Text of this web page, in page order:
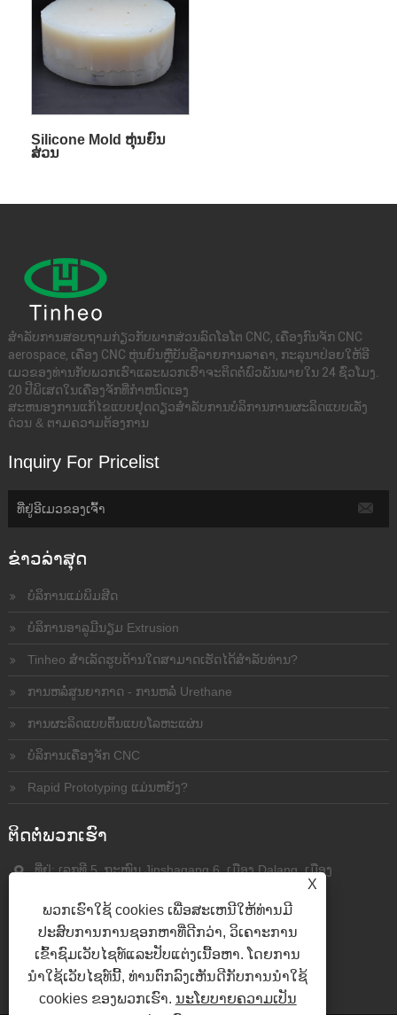
Silicone Mold ຫຸ່ນຍົນ
ສ່ວນ
ສໍາ​ລັບ​ການ​ສອບ​ຖາມ​ກ່ຽວ​ກັບ​ພາກ​ສ່ວນ​ລົດ​ໂອ​ໂຕ CNC​, ເຄື່ອງ​ກົນ​ຈັກ CNC
aerospace​, ເຄື່ອງ CNC ຫຸ່ນຍົນ​ຫຼື​ບັນ​ຊີ​ລາຍ​ການ​ລາ​ຄາ​, ກະ​ລຸ​ນາ​ປ່ອຍ​ໃຫ້​ອີ​
ເມວ​ຂອງ​ທ່ານ​ກັບ​ພວກ​ເຮົາ​ແລະ​ພວກ​ເຮົາ​ຈະ​ຕິດ​ຕໍ່​ພົວ​ພັນ​ພາຍ​ໃນ 24 ຊົ່ວ​ໂມງ​.
20 ປີພິເສດໃນເຄື່ອງຈັກທີ່ກໍາຫນົດເອງ
ສະຫນອງການແກ້ໄຂແບບຢຸດດຽວສໍາລັບການບໍລິການການຜະລິດແບບເລັ່ງ
ດ່ວນ & ຕາມຄວາມຕ້ອງການ
Inquiry For Pricelist
ຂ່າວ​ລ່າ​ສຸດ
ບໍລິການແມ່ພິມສີດ
ບໍລິການອາລູມີນຽມ Extrusion
Tinheo ສໍາເລັດຮູບດ້ານໃດສາມາດເຮັດໄດ້ສໍາລັບທ່ານ?
ການຫລໍ່ສູນຍາກາດ - ການຫລໍ່ Urethane
ການຜະລິດແບບຕົ້ນແບບໂລຫະແຜ່ນ
ບໍລິການເຄື່ອງຈັກ CNC
Rapid Prototyping ແມ່ນຫຍັງ?
ຕິດ​ຕໍ່​ພວກ​ເຮົາ
ທີ່ຢູ່: ເລກທີ 5, ຖະໜົນ Jinshagang 6, ເມືອງ Dalang, ເມືອງ
ໂທລະສັບ: +86-13826935536
ອີເມວ:amanda@tinheo-rp.com
X
ພວກເຮົາໃຊ້ cookies ເພື່ອສະເຫນີໃຫ້ທ່ານມີ
ປະສົບການການຊອກຫາທີ່ດີກວ່າ, ວິເຄາະການ
ເຂົ້າຊົມເວັບໄຊທ໌ແລະປັບແຕ່ງເນື້ອຫາ. ໂດຍການ
ນໍາໃຊ້ເວັບໄຊທ໌ນີ້, ທ່ານຕົກລົງເຫັນດີກັບການນໍາໃຊ້
cookies ຂອງພວກເຮົາ. ນະໂຍບາຍຄວາມເປັນ